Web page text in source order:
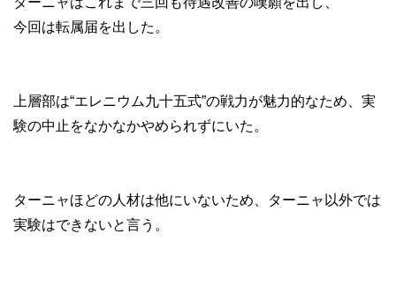
今回は転属届を出した。
上層部は“エレニウム九十五式”の戦力が魅力的なため、実
験の中止をなかなかやめられずにいた。
ターニャほどの人材は他にいないため、ターニャ以外では
実験はできないと言う。